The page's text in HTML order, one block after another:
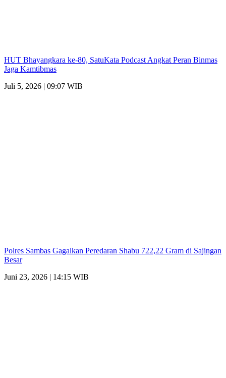
HUT Bhayangkara ke-80, SatuKata Podcast Angkat Peran Binmas
Jaga Kamtibmas
Juli 5, 2026 | 09:07 WIB
Polres Sambas Gagalkan Peredaran Shabu 722,22 Gram di Sajingan
Besar
Juni 23, 2026 | 14:15 WIB